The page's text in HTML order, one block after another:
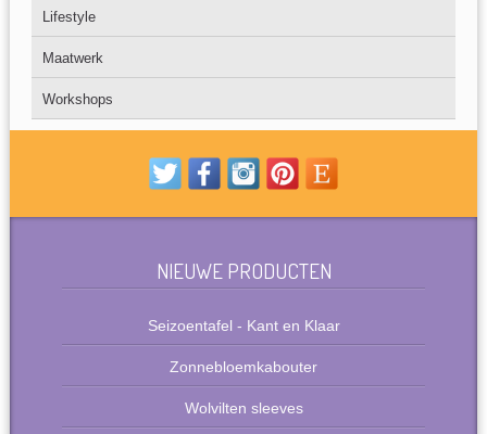
Lifestyle
Maatwerk
Workshops
NIEUWE PRODUCTEN
Seizoentafel - Kant en Klaar
Zonnebloemkabouter
Wolvilten sleeves